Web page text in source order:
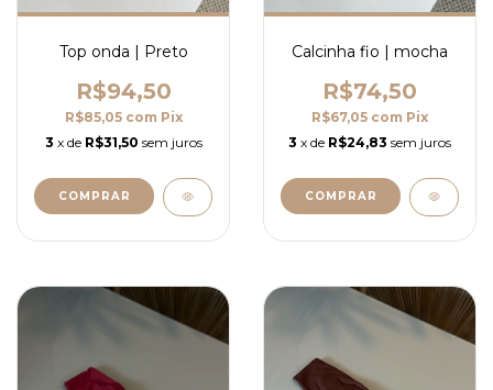
Top onda | Preto
R$94,50
R$85,05 com Pix
3 x de R$31,50 sem juros
COMPRAR
Calcinha fio | mocha
R$74,50
R$67,05 com Pix
3 x de R$24,83 sem juros
COMPRAR